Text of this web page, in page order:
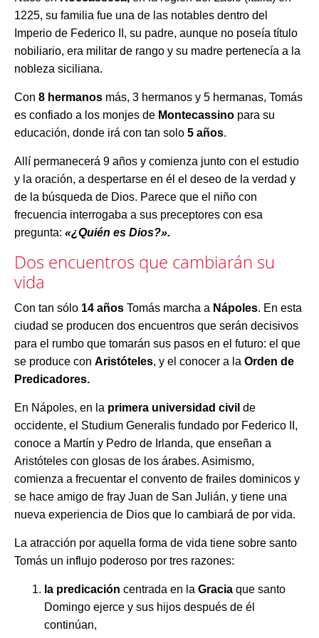
1225, su familia fue una de las notables dentro del
Imperio de Federico II, su padre, aunque no poseía título
nobiliario, era militar de rango y su madre pertenecía a la
nobleza siciliana.
Con 8 hermanos más, 3 hermanos y 5 hermanas, Tomás
es confiado a los monjes de Montecassino para su
educación, donde irá con tan solo 5 años.
Allí permanecerá 9 años y comienza junto con el estudio
y la oración, a despertarse en él el deseo de la verdad y
de la búsqueda de Dios. Parece que el niño con
frecuencia interrogaba a sus preceptores con esa
pregunta: «¿Quién es Dios?».
Dos encuentros que cambiarán su
vida
Con tan sólo 14 años Tomás marcha a Nápoles. En esta
ciudad se producen dos encuentros que serán decisivos
para el rumbo que tomarán sus pasos en el futuro: el que
se produce con Aristóteles, y el conocer a la Orden de
Predicadores.
En Nápoles, en la primera universidad civil de
occidente, el Studium Generalis fundado por Federico II,
conoce a Martín y Pedro de Irlanda, que enseñan a
Aristóteles con glosas de los árabes. Asimismo,
comienza a frecuentar el convento de frailes dominicos y
se hace amigo de fray Juan de San Julián, y tiene una
nueva experiencia de Dios que lo cambiará de por vida.
La atracción por aquella forma de vida tiene sobre santo
Tomás un influjo poderoso por tres razones:
la predicación centrada en la Gracia que santo
Domingo ejerce y sus hijos después de él
continúan,